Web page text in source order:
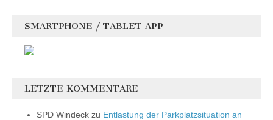
SMARTPHONE / TABLET APP
LETZTE KOMMENTARE
SPD Windeck zu Entlastung der Parkplatzsituation an